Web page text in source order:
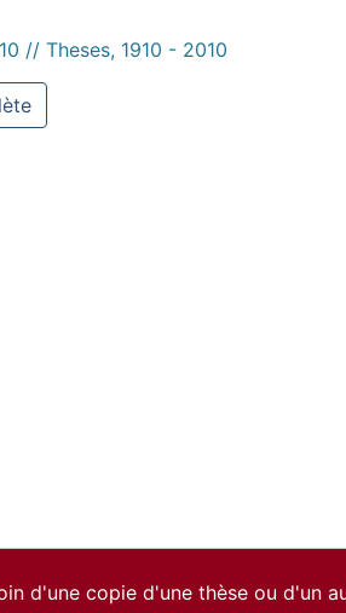
// Theses, 1910 - 2010
d'une copie d'une thèse ou d'un